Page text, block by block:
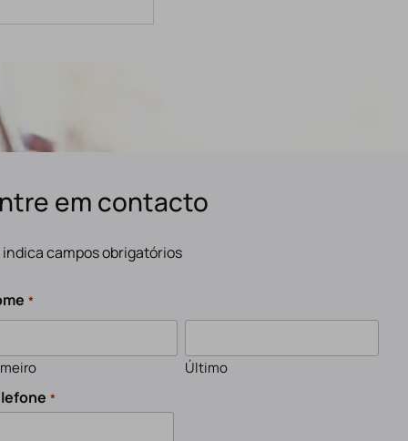
em contacto
indica campos obrigatórios
*
Último
*